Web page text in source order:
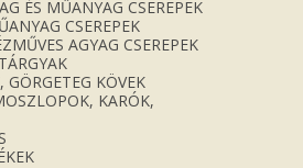
ÉS MŰANYAG CSEREPEK
CSEREPEK
AGYAG CSEREPEK
GÖRGETEG KÖVEK
KARÓK,